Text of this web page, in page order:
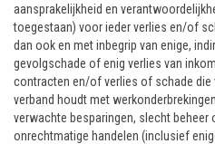
aansprakelijkheid en
toegestaan) voor ieder verlies en/of
dan ook en met inbegrip van enige,
gevolgschade of enig verlies van
contracten en/of verlies of schade
verband houdt met
verwachte besparingen, slecht
onrechtmatige handelen (inclusief